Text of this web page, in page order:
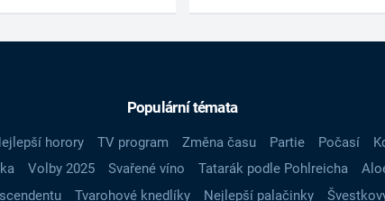
Populární témata
horory TV program Změna času Partie Počasí
Volby 2025 Svařené víno Tatarák podle Pohlreicha
Tvarohové knedlíky Nejlepší palačinky